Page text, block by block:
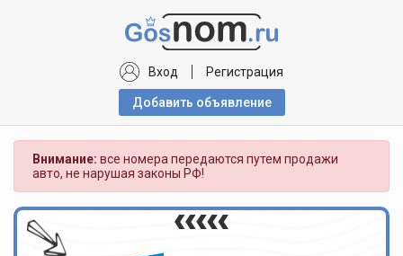
Вход Регистрация
Добавить объявлениe
Внимание: все номера передаются путем продажи
авто, не нарушая законы РФ!